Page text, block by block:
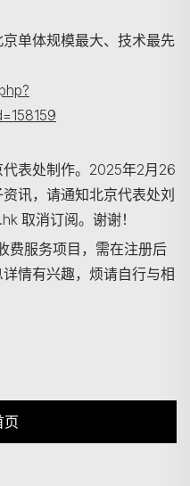
单体规模最大、技术最先
表处制作。2025年2月26
讯，请通知北京代表处刘
取消订阅。谢谢！
费服务项目，需在注册后
情有兴趣，烦请自行与相
页